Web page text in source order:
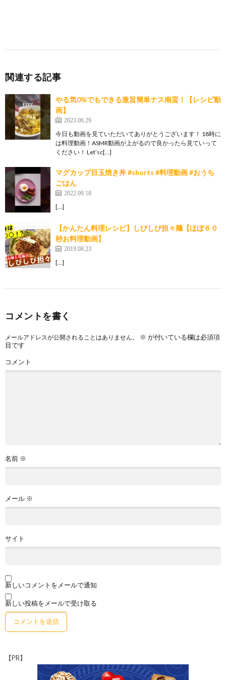
関連する記事
やる気0%でもできる激旨簡単ナス南蛮！【レシピ動
画】
2023.06.29
今日も動画を見ていただいてありがとうございます！ 18時に
は料理動画！ASMR動画が上がるので良かったら見ていって
ください！ Let’sc[…]
マグカップ目玉焼き丼 #shorts #料理動画 #おうち
ごはん
2022.09.18
[…]
【かんたん料理レシピ】しびしび担々麺【ほぼ６０
秒お料理動画】
2019.08.23
[…]
コメントを書く
メールアドレスが公開されることはありません。 ※ が付いている欄は必須項
目です
コメント
名前 ※
メール ※
サイト
新しいコメントをメールで通知
新しい投稿をメールで受け取る
【PR】